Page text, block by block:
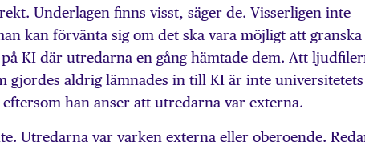
Underlagen finns visst, säger de. Visserligen inte
kan förvänta sig om det ska vara möjligt att granska
KI där utredarna en gång hämtade dem. Att
gjordes aldrig lämnades in till KI är inte universitetets
han anser att utredarna var externa.
Utredarna var varken externa eller oberoende.